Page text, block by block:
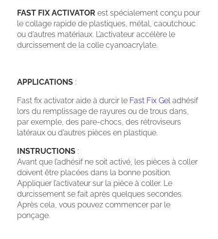
FAST FIX ACTIVATOR est spécialement conçu pour
le collage rapide de plastiques, métal, caoutchouc
ou d’autres matériaux. L’activateur accélère le
durcissement de la colle cyanoacrylate.
APPLICATIONS :
Fast fix activator aide à durcir le Fast Fix Gel adhésif
lors du remplissage de rayures ou de trous dans,
par exemple, des pare-chocs, des rétroviseurs
latéraux ou d’autres pièces en plastique.
INSTRUCTIONS :
Avant que l’adhésif ne soit activé, les pièces à coller
doivent être placées dans la bonne position.
Appliquer l’activateur sur la pièce à coller. Le
durcissement se fait après quelques secondes.
Après cela, vous pouvez commencer par le
ponçage.